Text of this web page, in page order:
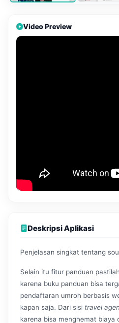
Video Preview
Deskripsi Aplikasi
Penjelasan singkat tentang
Selain itu fitur panduan
karena buku panduan bisa
pendaftaran umroh berbasis
kapan saja. Dari sisi travel
karena bisa menghemat biaya